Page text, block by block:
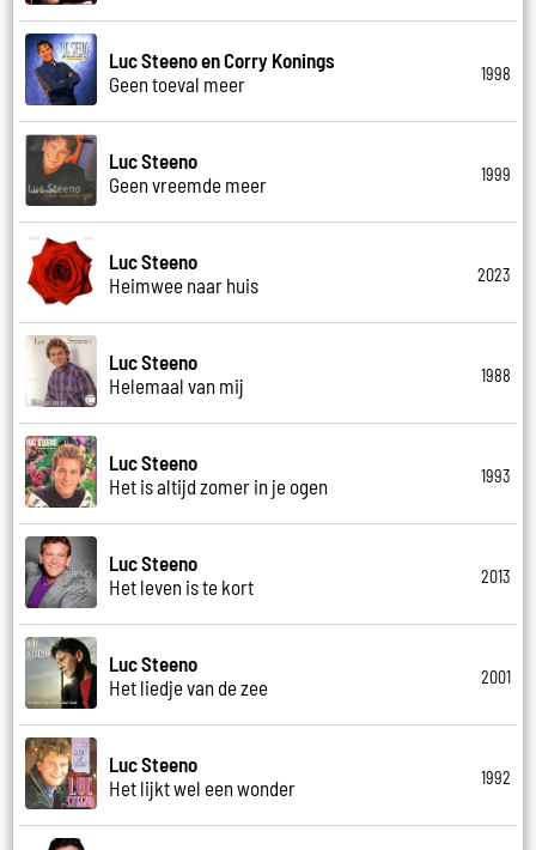
Luc Steeno en Corry Konings
Geen toeval meer
1998
Luc Steeno
Geen vreemde meer
1999
Luc Steeno
Heimwee naar huis
2023
Luc Steeno
Helemaal van mij
1988
Luc Steeno
Het is altijd zomer in je ogen
1993
Luc Steeno
Het leven is te kort
2013
Luc Steeno
Het liedje van de zee
2001
Luc Steeno
Het lijkt wel een wonder
1992